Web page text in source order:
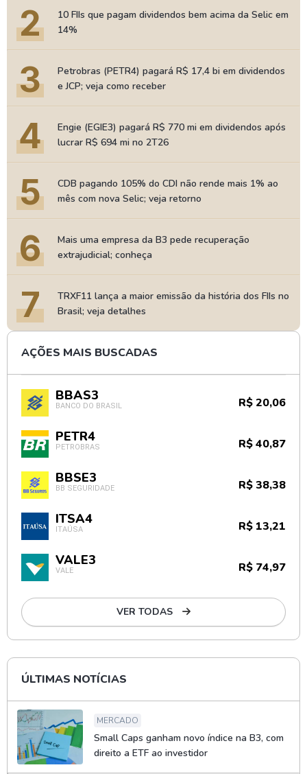
2
10 FIIs que pagam dividendos bem acima da Selic em
14%
3
Petrobras (PETR4) pagará R$ 17,4 bi em dividendos
e JCP; veja como receber
4
Engie (EGIE3) pagará R$ 770 mi em dividendos após
lucrar R$ 694 mi no 2T26
5
CDB pagando 105% do CDI não rende mais 1% ao
mês com nova Selic; veja retorno
6
Mais uma empresa da B3 pede recuperação
extrajudicial; conheça
7
TRXF11 lança a maior emissão da história dos FIIs no
Brasil; veja detalhes
AÇÕES MAIS BUSCADAS
BBAS3
BANCO DO BRASIL R$ 20,06
PETR4
PETROBRAS R$ 40,87
BBSE3
BB SEGURIDADE R$ 38,38
ITSA4
ITAÚSA R$ 13,21
VALE3
VALE R$ 74,97
VER TODAS
ÚLTIMAS NOTÍCIAS
MERCADO
Small Caps ganham novo índice na B3, com
direito a ETF ao investidor